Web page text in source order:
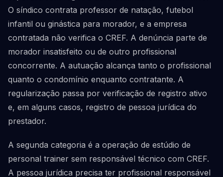
O síndico contrata professor de natação, futebol
infantil ou ginástica para morador, e a empresa
contratada não verifica o CREF. A denúncia parte de
morador insatisfeito ou de outro profissional
concorrente. A autuação alcança tanto o profissional
quanto o condomínio enquanto contratante. A
regularização passa por verificação de registro ativo
e, em alguns casos, registro de pessoa jurídica do
prestador.
A segunda categoria é a operação de estúdio de
personal trainer sem responsável técnico com CREF.
A pessoa jurídica precisa ter profissional responsável